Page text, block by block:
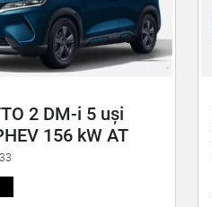
2 DM-i 5 uși
156 kW AT